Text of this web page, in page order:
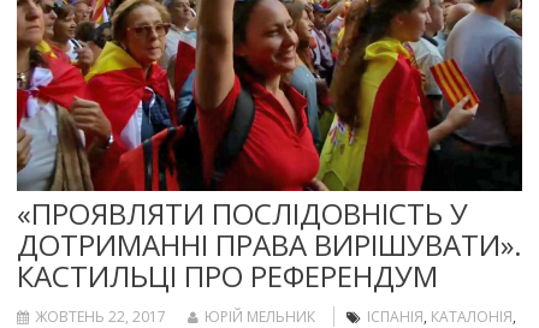
«ПРОЯВЛЯТИ ПОСЛІДОВНІСТЬ У
ДОТРИМАННІ ПРАВА ВИРІШУВАТИ».
КАСТИЛЬЦІ ПРО РЕФЕРЕНДУМ
ЖОВТЕНЬ 22, 2017 ЮРІЙ МЕЛЬНИК ІСПАНІЯ, КАТАЛОНІЯ,